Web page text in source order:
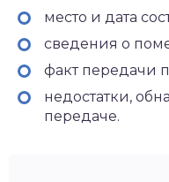
место и дата
сведения о
факт передачи
недостатки,
передаче.